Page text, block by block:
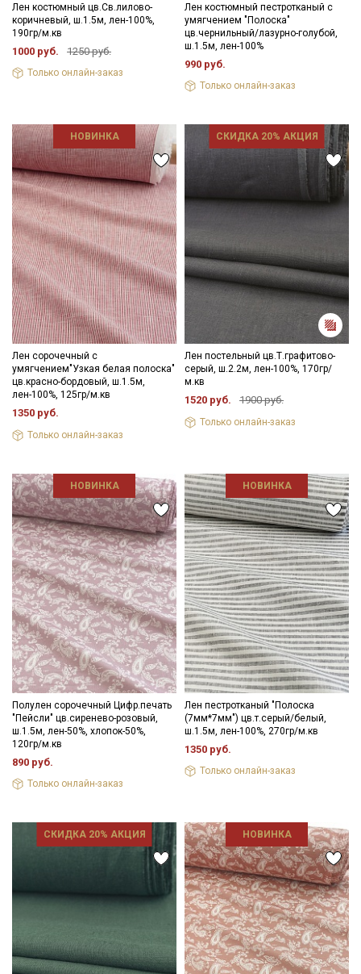
Лен костюмный цв.Св.лилово-
коричневый, ш.1.5м, лен-100%,
190гр/м.кв
1000 руб. 1250 руб.
Только онлайн-заказ
Лен костюмный пестротканый с
умягчением "Полоска"
цв.чернильный/лазурно-голубой,
ш.1.5м, лен-100%
990 руб.
Только онлайн-заказ
НОВИНКА
Лен сорочечный с
умягчением"Узкая белая полоска"
цв.красно-бордовый, ш.1.5м,
лен-100%, 125гр/м.кв
1350 руб.
Только онлайн-заказ
СКИДКА 20% АКЦИЯ
Лен постельный цв.Т.графитово-
серый, ш.2.2м, лен-100%, 170гр/
м.кв
1520 руб. 1900 руб.
Только онлайн-заказ
НОВИНКА
Полулен сорочечный Цифр.печать
"Пейсли" цв.сиренево-розовый,
ш.1.5м, лен-50%, хлопок-50%,
120гр/м.кв
890 руб.
Только онлайн-заказ
НОВИНКА
Лен пестротканый "Полоска
(7мм*7мм") цв.т.серый/белый,
ш.1.5м, лен-100%, 270гр/м.кв
1350 руб.
Только онлайн-заказ
СКИДКА 20% АКЦИЯ НОВИНКА